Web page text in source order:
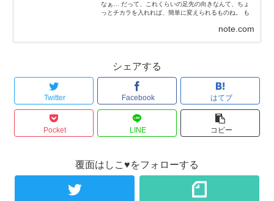
なぁ… だって、これくらいの足先の向きなんて、ちょ
っとチカラを入れれば、簡単に変えられるものね。 も
note.com
シェアする
Twitter Facebook はてブ
Pocket LINE コピー
覆面はしこ♥をフォローする